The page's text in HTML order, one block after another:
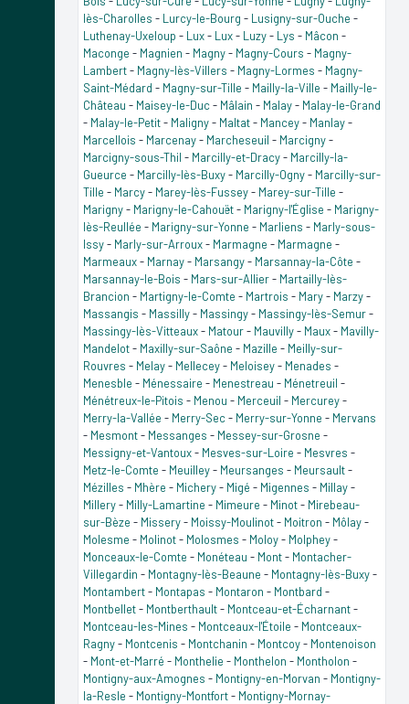
lès-Charolles - Lurcy-le-Bourg - Lusigny-sur-Ouche -
Luthenay-Uxeloup - Lux- Lux- Luzy- Lys - Mâcon -
Maconge - Magnien - Magny- Magny-Cours - Magny-
Lambert- Magny-lès-Villers - Magny-Lormes - Magny-
Saint-Médard - Magny-sur-Tille - Mailly-la-Ville - Mailly-le-
Château - Maisey-le-Duc - Mâlain - Malay- Malay-le-Grand
- Malay-le-Petit- Maligny- Maltat- Mancey- Manlay-
Marcellois - Marcenay- Marcheseuil - Marcigny-
Marcigny-sous-Thil - Marcilly-et-Dracy- Marcilly-la-
Gueurce - Marcilly-lès-Buxy- Marcilly-Ogny- Marcilly-sur-
Tille - Marcy- Marey-lès-Fussey- Marey-sur-Tille -
Marigny- Marigny-le-Cahouët- Marigny-l'Église - Marigny-
lès-Reullée - Marigny-sur-Yonne - Marliens - Marly-sous-
Issy- Marly-sur-Arroux- Marmagne - Marmagne -
Marmeaux- Marnay- Marsangy- Marsannay-la-Côte -
Marsannay-le-Bois - Mars-sur-Allier- Martailly-lès-
Brancion - Martigny-le-Comte - Martrois - Mary- Marzy-
Massangis - Massilly- Massingy- Massingy-lès-Semur-
Massingy-lès-Vitteaux- Matour- Mauvilly- Maux- Mavilly-
Mandelot- Maxilly-sur-Saône - Mazille - Meilly-sur-
Rouvres - Melay- Mellecey- Meloisey- Menades -
Menesble - Ménessaire - Menestreau - Ménetreuil -
Ménétreux-le-Pitois - Menou - Merceuil - Mercurey-
Merry-la-Vallée - Merry-Sec - Merry-sur-Yonne - Mervans
- Mesmont- Messanges - Messey-sur-Grosne -
Messigny-et-Vantoux- Mesves-sur-Loire - Mesvres -
Metz-le-Comte - Meuilley- Meursanges - Meursault-
Mézilles - Mhère - Michery- Migé - Migennes - Millay-
Millery- Milly-Lamartine - Mimeure - Minot- Mirebeau-
sur-Bèze - Missery- Moissy-Moulinot- Moitron - Môlay-
Molesme - Molinot- Molosmes - Moloy- Molphey-
Monceaux-le-Comte - Monéteau - Mont- Montacher-
Villegardin - Montagny-lès-Beaune - Montagny-lès-Buxy-
Montambert- Montapas - Montaron - Montbard -
Montbellet- Montberthault- Montceau-et-Écharnant-
Montceau-les-Mines - Montceaux-l'Étoile - Montceaux-
Ragny- Montcenis - Montchanin - Montcoy- Montenoison
- Mont-et-Marré - Monthelie - Monthelon - Montholon -
Montigny-aux-Amognes - Montigny-en-Morvan - Montigny-
la-Resle - Montigny-Montfort- Montigny-Mornay-